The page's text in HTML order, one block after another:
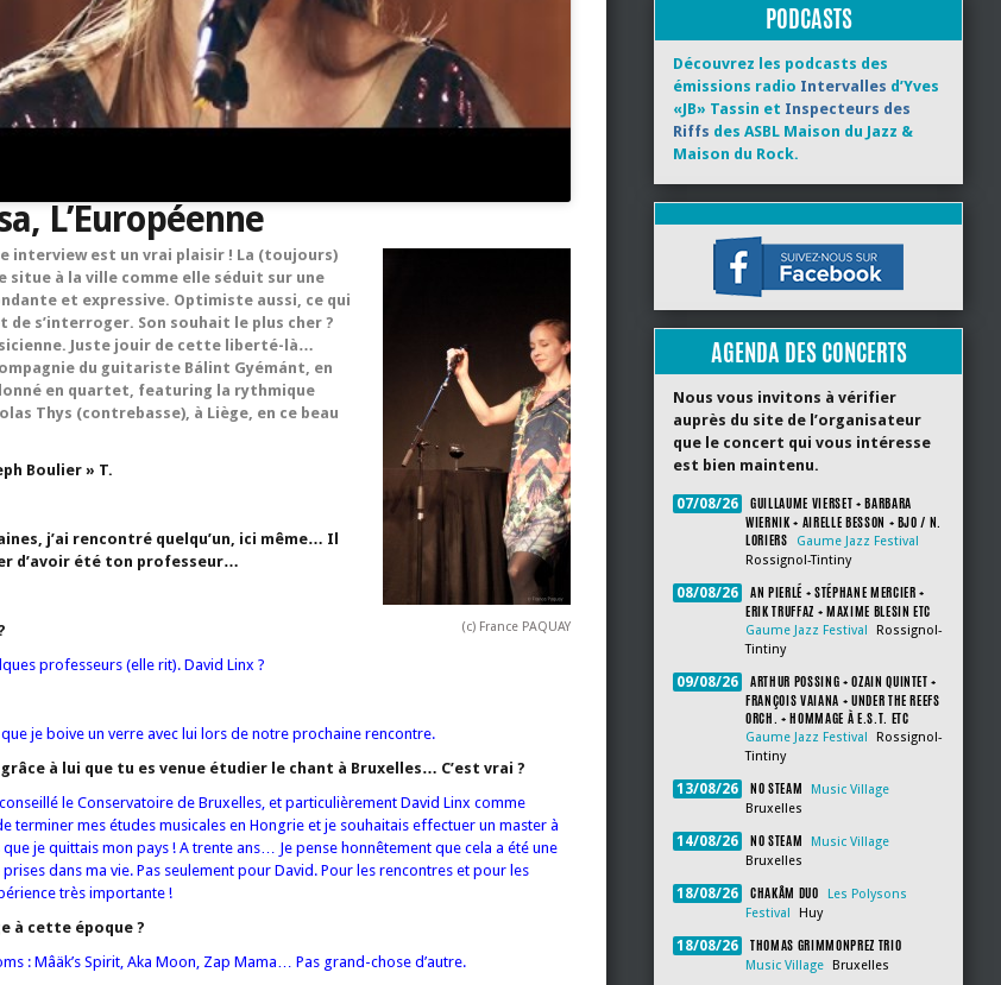
L’Européenne
(c) France PAQUAY
interview est un vrai plaisir ! La (toujours)
situe à la ville comme elle séduit sur une
et expressive. Optimiste aussi, ce qui
de s’interroger. Son souhait le plus cher ?
Juste jouir de cette liberté-là…
du guitariste Bálint Gyémánt, en
en quartet, featuring la rythmique
Thys (contrebasse), à Liège, en ce beau
Boulier » T.
j’ai rencontré quelqu’un, ici même… Il
d’avoir été ton professeur…
professeurs (elle rit). David Linx ?
je boive un verre avec lui lors de notre prochaine rencontre.
à lui que tu es venue étudier le chant à Bruxelles… C’est vrai ?
le Conservatoire de Bruxelles, et particulièrement David Linx comme
terminer mes études musicales en Hongrie et je souhaitais effectuer un master à
que je quittais mon pays ! A trente ans… Je pense honnêtement que cela a été une
dans ma vie. Pas seulement pour David. Pour les rencontres et pour les
très importante !
à cette époque ?
: Mâäk’s Spirit, Aka Moon, Zap Mama… Pas grand-chose d’autre.
PODCASTS
Découvrez les podcasts des
émissions radio Intervalles d’Yves
«JB» Tassin et Inspecteurs des
Riffs des ASBL Maison du Jazz &
Maison du Rock.
AGENDA DES CONCERTS
Nous vous invitons à vérifier
auprès du site de l’organisateur
que le concert qui vous intéresse
est bien maintenu.
07/08/26
GUILLAUME VIERSET + BARBARA
WIERNIK + AIRELLE BESSON + BJO / N.
LORIERS
Gaume Jazz Festival
Rossignol-Tintiny
08/08/26
AN PIERLÉ + STÉPHANE MERCIER +
ERIK TRUFFAZ + MAXIME BLESIN ETC
Gaume Jazz Festival
Rossignol-
Tintiny
09/08/26
ARTHUR POSSING + OZAIN QUINTET +
FRANÇOIS VAIANA + UNDER THE REEFS
ORCH. + HOMMAGE À E.S.T. ETC
Gaume Jazz Festival
Rossignol-
Tintiny
13/08/26 NO STEAM
Music Village
Bruxelles
14/08/26 NO STEAM
Music Village
Bruxelles
18/08/26 CHAKÂM DUO
Les Polysons
Festival
Huy
18/08/26 THOMAS GRIMMONPREZ TRIO
Music Village Bruxelles